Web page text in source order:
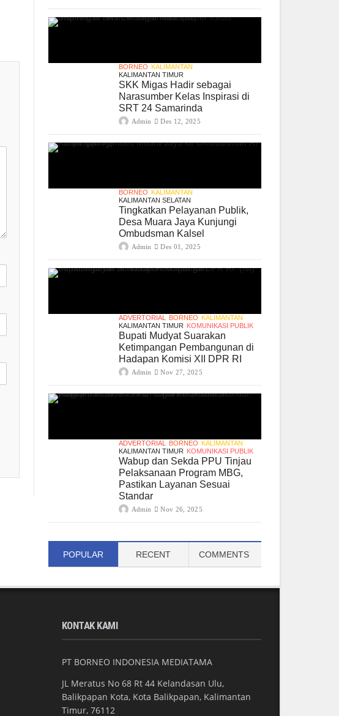
BORNEO KALIMANTAN
KALIMANTAN TIMUR
SKK Migas Hadir sebagai
Narasumber Kelas Inspirasi di
SRT 24 Samarinda
Admin Des 12, 2025
BORNEO KALIMANTAN
KALIMANTAN SELATAN
Tingkatkan Pelayanan Publik,
Desa Muara Jaya Kunjungi
Ombudsman Kalsel
Admin Des 01, 2025
ADVERTORIAL BORNEO KALIMANTAN
KALIMANTAN TIMUR KOMUNIKASI PUBLIK
Bupati Mudyat Suarakan
Ketimpangan Pembangunan di
Hadapan Komisi XII DPR RI
Admin Nov 27, 2025
ADVERTORIAL BORNEO KALIMANTAN
KALIMANTAN TIMUR KOMUNIKASI PUBLIK
Wabup dan Sekda PPU Tinjau
Pelaksanaan Program MBG,
Pastikan Layanan Sesuai
Standar
Admin Nov 26, 2025
POPULAR RECENT COMMENTS
KONTAK KAMI
PT BORNEO INDONESIA MEDIATAMA
JL Meratus No 68 Rt 44 Kelandasan Ulu,
Balikpapan Kota, Kota Balikpapan, Kalimantan
Timur, 76112